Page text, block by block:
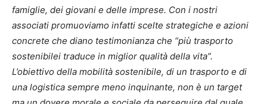
famiglie, dei giovani e delle imprese. Con i nostri
associati promuoviamo infatti scelte strategiche e azioni
concrete che diano testimonianza che “più trasporto
sostenibilei traduce in miglior qualità della vita”.
L’obiettivo della mobilità sostenibile, di un trasporto e di
una logistica sempre meno inquinante, non è un target